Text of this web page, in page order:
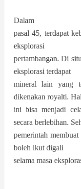
Dalam
pasal 45, terdapat
eksplorasi
pertambangan. Di
eksplorasi terdapat
mineral lain yang
dikenakan royalti. Hal
ini bisa menjadi
secara berlebihan.
pemerintah
boleh ikut digali
selama masa